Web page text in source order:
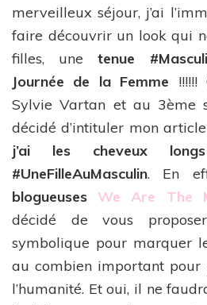
merveilleux séjour, j’ai
faire découvrir un look qui
filles, unetenue
Journée de la Femme
Sylvie Vartan et au 3ème
décidé d’intituler mon
j’ai les cheveux
#UneFilleAuMasculin. En
blogueuses We Are The
décidé de vous
symbolique pour marquer
au combien important
l’humanité. Et oui, il ne